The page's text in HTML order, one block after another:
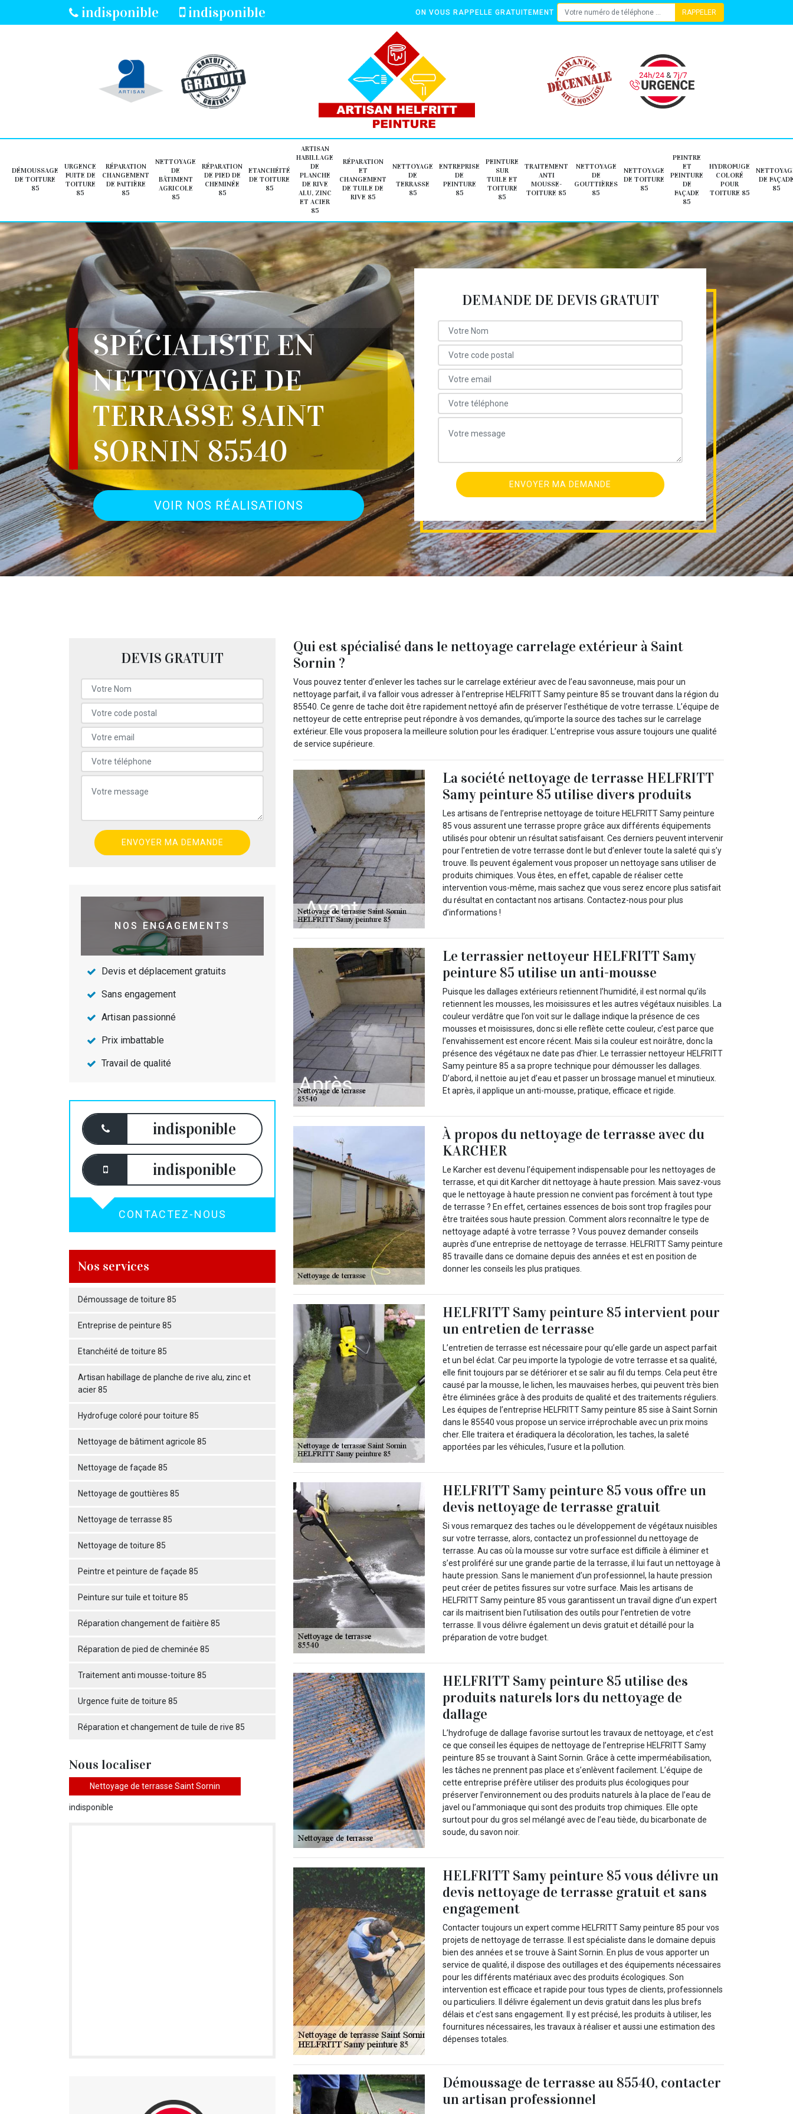
indisponible indisponible ON VOUS RAPPELLE GRATUITEMENT
DÉMOUSSAGE
DE TOITURE
85
URGENCE
FUITE DE
TOITURE
85
RÉPARATION
CHANGEMENT
DE FAITIÈRE
85
NETTOYAGE
DE
BÂTIMENT
AGRICOLE
85
RÉPARATION
DE PIED DE
CHEMINÉE
85
ETANCHÉITÉ
DE TOITURE
85
ARTISAN
HABILLAGE
DE
PLANCHE
DE RIVE
ALU, ZINC
ET ACIER
85
RÉPARATION
ET
CHANGEMENT
DE TUILE DE
RIVE 85
NETTOYAGE
DE
TERRASSE
85
ENTREPRISE
DE
PEINTURE
85
PEINTURE
SUR
TUILE ET
TOITURE
85
TRAITEMENT
ANTI
MOUSSE-
TOITURE 85
NETTOYAGE
DE
GOUTTIÈRES
85
NETTOYAGE
DE TOITURE
85
PEINTRE
ET
PEINTURE
DE
FAÇADE
85
HYDROFUGE
COLORÉ
POUR
TOITURE 85
DE
85
SPÉCIALISTE EN
NETTOYAGE DE
TERRASSE SAINT
SORNIN 85540
VOIR NOS RÉALISATIONS
DEMANDE DE DEVIS GRATUIT
DEVIS GRATUIT
NOS ENGAGEMENTS
Devis et déplacement gratuits
Sans engagement
Artisan passionné
Prix imbattable
Travail de qualité
indisponible
indisponible
CONTACTEZ-NOUS
Nos services
Démoussage de toiture 85
Entreprise de peinture 85
Etanchéité de toiture 85
Artisan habillage de planche de rive alu, zinc et
acier 85
Hydrofuge coloré pour toiture 85
Nettoyage de bâtiment agricole 85
Nettoyage de façade 85
Nettoyage de gouttières 85
Nettoyage de terrasse 85
Nettoyage de toiture 85
Peintre et peinture de façade 85
Peinture sur tuile et toiture 85
Réparation changement de faitière 85
Réparation de pied de cheminée 85
Traitement anti mousse-toiture 85
Urgence fuite de toiture 85
Réparation et changement de tuile de rive 85
Nous localiser
Nettoyage de terrasse Saint Sornin
indisponible
Qui est spécialisé dans le nettoyage carrelage extérieur à Saint
Sornin ?
Vous pouvez tenter d’enlever les taches sur le carrelage extérieur avec de l’eau savonneuse, mais pour un
nettoyage parfait, il va falloir vous adresser à l’entreprise HELFRITT Samy peinture 85 se trouvant dans la région du
85540. Ce genre de tache doit être rapidement nettoyé afin de préserver l’esthétique de votre terrasse. L’équipe de
nettoyeur de cette entreprise peut répondre à vos demandes, qu’importe la source des taches sur le carrelage
extérieur. Elle vous proposera la meilleure solution pour les éradiquer. L’entreprise vous assure toujours une qualité
de service supérieure.
La société nettoyage de terrasse HELFRITT
Samy peinture 85 utilise divers produits
Les artisans de l’entreprise nettoyage de toiture HELFRITT Samy peinture
85 vous assurent une terrasse propre grâce aux différents équipements
utilisés pour obtenir un résultat satisfaisant. Ces derniers peuvent intervenir
pour l’entretien de votre terrasse dont le but d’enlever toute la saleté qui s’y
trouve. Ils peuvent également vous proposer un nettoyage sans utiliser de
produits chimiques. Vous êtes, en effet, capable de réaliser cette
intervention vous-même, mais sachez que vous serez encore plus satisfait
du résultat en contactant nos artisans. Contactez-nous pour plus
d’informations !
Le terrassier nettoyeur HELFRITT Samy
peinture 85 utilise un anti-mousse
Puisque les dallages extérieurs retiennent l’humidité, il est normal qu’ils
retiennent les mousses, les moisissures et les autres végétaux nuisibles. La
couleur verdâtre que l’on voit sur le dallage indique la présence de ces
mousses et moisissures, donc si elle reflète cette couleur, c’est parce que
l’envahissement est encore récent. Mais si la couleur est noirâtre, donc la
présence des végétaux ne date pas d’hier. Le terrassier nettoyeur HELFRITT
Samy peinture 85 a sa propre technique pour démousser les dallages.
D’abord, il nettoie au jet d’eau et passer un brossage manuel et minutieux.
Et après, il applique un anti-mousse, pratique, efficace et rigide.
À propos du nettoyage de terrasse avec du
KARCHER
Le Karcher est devenu l’équipement indispensable pour les nettoyages de
terrasse, et qui dit Karcher dit nettoyage à haute pression. Mais savez-vous
que le nettoyage à haute pression ne convient pas forcément à tout type
de terrasse ? En effet, certaines essences de bois sont trop fragiles pour
être traitées sous haute pression. Comment alors reconnaître le type de
nettoyage adapté à votre terrasse ? Vous pouvez demander conseils
auprès d’une entreprise de nettoyage de terrasse. HELFRITT Samy peinture
85 travaille dans ce domaine depuis des années et est en position de
donner les conseils les plus pratiques.
HELFRITT Samy peinture 85 intervient pour
un entretien de terrasse
L’entretien de terrasse est nécessaire pour qu’elle garde un aspect parfait
et un bel éclat. Car peu importe la typologie de votre terrasse et sa qualité,
elle finit toujours par se détériorer et se salir au fil du temps. Cela peut être
causé par la mousse, le lichen, les mauvaises herbes, qui peuvent très bien
être éliminées grâce à des produits de qualité et des traitements réguliers.
Les équipes de l’entreprise HELFRITT Samy peinture 85 sise à Saint Sornin
dans le 85540 vous propose un service irréprochable avec un prix moins
cher. Elle traitera et éradiquera la décoloration, les taches, la saleté
apportées par les véhicules, l’usure et la pollution.
HELFRITT Samy peinture 85 vous offre un
devis nettoyage de terrasse gratuit
Si vous remarquez des taches ou le développement de végétaux nuisibles
sur votre terrasse, alors, contactez un professionnel du nettoyage de
terrasse. Au cas où la mousse sur votre surface est difficile à éliminer et
s’est proliféré sur une grande partie de la terrasse, il lui faut un nettoyage à
haute pression. Sans le maniement d’un professionnel, la haute pression
peut créer de petites fissures sur votre surface. Mais les artisans de
HELFRITT Samy peinture 85 vous garantissent un travail digne d’un expert
car ils maitrisent bien l’utilisation des outils pour l’entretien de votre
terrasse. Il vous délivre également un devis gratuit et détaillé pour la
préparation de votre budget.
HELFRITT Samy peinture 85 utilise des
produits naturels lors du nettoyage de
dallage
L’hydrofuge de dallage favorise surtout les travaux de nettoyage, et c’est
ce que conseil les équipes de nettoyage de l’entreprise HELFRITT Samy
peinture 85 se trouvant à Saint Sornin. Grâce à cette imperméabilisation,
les tâches ne prennent pas place et s’enlèvent facilement. L’équipe de
cette entreprise préfère utiliser des produits plus écologiques pour
préserver l’environnement ou des produits naturels à la place de l’eau de
javel ou l’ammoniaque qui sont des produits trop chimiques. Elle opte
surtout pour du gros sel mélangé avec de l’eau tiède, du bicarbonate de
soude, du savon noir.
HELFRITT Samy peinture 85 vous délivre un
devis nettoyage de terrasse gratuit et sans
engagement
Contacter toujours un expert comme HELFRITT Samy peinture 85 pour vos
projets de nettoyage de terrasse. Il est spécialiste dans le domaine depuis
bien des années et se trouve à Saint Sornin. En plus de vous apporter un
service de qualité, il dispose des outillages et des équipements nécessaires
pour les différents matériaux avec des produits écologiques. Son
intervention est efficace et rapide pour tous types de clients, professionnels
ou particuliers. Il délivre également un devis gratuit dans les plus brefs
délais et c’est sans engagement. Il y est précisé, les produits à utiliser, les
fournitures nécessaires, les travaux à réaliser et aussi une estimation des
dépenses totales.
Démoussage de terrasse au 85540, contacter
un artisan professionnel